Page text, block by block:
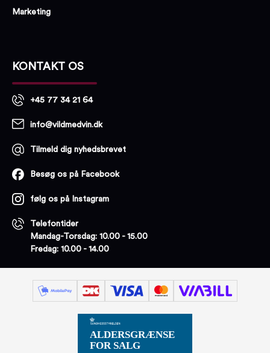
Marketing
KONTAKT OS
+45 77 34 21 64
info@vildmedvin.dk
Tilmeld dig nyhedsbrevet
Besøg os på Facebook
følg os på Instagram
Telefontider
Mandag-Torsdag: 10.00 - 15.00
Fredag: 10.00 - 14.00